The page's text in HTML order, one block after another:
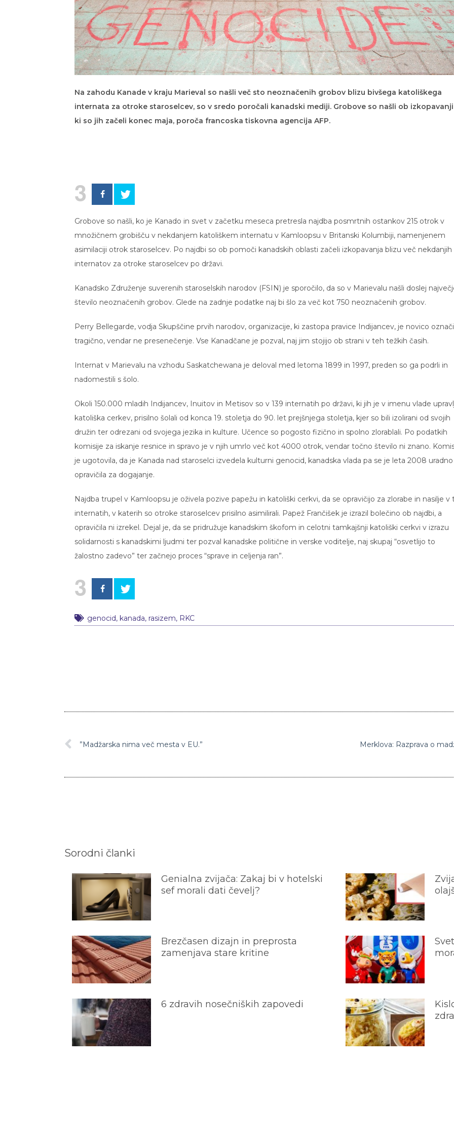
Na zahodu Kanade v kraju Marieval so našli več sto neoznačenih grobov blizu bivšega katoliškega
internata za otroke staroselcev, so v sredo poročali kanadski mediji. Grobove so našli ob
ki so jih začeli konec maja, poroča francoska tiskovna agencija AFP.
3
Grobove so našli, ko je Kanado in svet v začetku meseca pretresla najdba posmrtnih ostankov 215 otrok v
množičnem grobišču v nekdanjem katoliškem internatu v Kamloopsu v Britanski Kolumbiji, namenjenem
asimilaciji otrok staroselcev. Po najdbi so ob pomoči kanadskih oblasti začeli izkopavanja blizu več nekdanjih
internatov za otroke staroselcev po državi.
Kanadsko Združenje suverenih staroselskih narodov (FSIN) je sporočilo, da so v Marievalu našli doslej
število neoznačenih grobov. Glede na zadnje podatke naj bi šlo za več kot 750 neoznačenih grobov.
Perry Bellegarde, vodja Skupščine prvih narodov, organizacije, ki zastopa pravice Indijancev, je novico
tragično, vendar ne presenečenje. Vse Kanadčane je pozval, naj jim stojijo ob strani v teh težkih časih.
Internat v Marievalu na vzhodu Saskatchewana je deloval med letoma 1899 in 1997, preden so ga podrli in
nadomestili s šolo.
Okoli 150.000 mladih Indijancev, Inuitov in Metisov so v 139 internatih po državi, ki jih je v imenu vlade
katoliška cerkev, prisilno šolali od konca 19. stoletja do 90. let prejšnjega stoletja, kjer so bili izolirani od svojih
družin ter odrezani od svojega jezika in kulture. Učence so pogosto fizično in spolno zlorablali. Po podatkih
komisije za iskanje resnice in spravo je v njih umrlo več kot 4000 otrok, vendar točno število ni znano.
je ugotovila, da je Kanada nad staroselci izvedela kulturni genocid, kanadska vlada pa se je leta 2008 uradno
opravičila za dogajanje.
Najdba trupel v Kamloopsu je oživela pozive papežu in katoliški cerkvi, da se opravičijo za zlorabe in nasilje v
internatih, v katerih so otroke staroselcev prisilno asimilirali. Papež Frančišek je izrazil bolečino ob najdbi, a
opravičila ni izrekel. Dejal je, da se pridružuje kanadskim škofom in celotni tamkajšnji katoliški cerkvi v izrazu
solidarnosti s kanadskimi ljudmi ter pozval kanadske politične in verske voditelje, naj skupaj “osvetlijo to
žalostno zadevo” ter začnejo proces “sprave in celjenja ran”.
3
genocid, kanada, rasizem, RKC
”Madžarska nima več mesta v EU.” Merklova: Razprava o
Sorodni članki
Genialna zvijača: Zakaj bi v hotelski
sef morali dati čevelj?
Brezčasen dizajn in preprosta
zamenjava stare kritine
6 zdravih nosečniških zapovedi